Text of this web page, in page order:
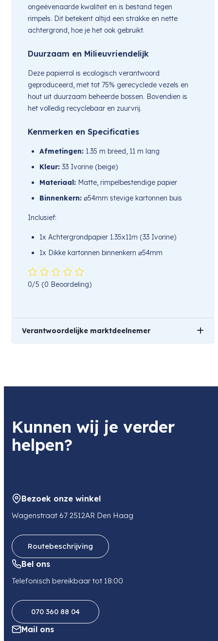
ongeëvenaarde kwaliteit en is bestand tegen
rimpels. Dit betekent altijd een strakke en nette
achtergrond, hoe je het ook gebruikt.
Duurzaam en Milieuvriendelijk
Deze papierrol is ecologisch verantwoord
geproduceerd, met tot 75% gerecyclede vezels en
hout uit duurzaam beheerde bossen. Bovendien is
het volledig recyclebaar en zuurvrij.
Kenmerken en Specificaties
Afmetingen: 1.35 m breed, 11 m lang
Kleur: 33 Ivorine (beige)
Materiaal: Matte, rimpelbestendige papier
Binnenkern: ⌀54mm stevige kartonnen buis
Inclusief:
1x Achtergrondpapier 1.35x11m (33 Ivorine)
1x Dikke kartonnen binnenkern ⌀54mm
0/5 (0 Beoordeling)
Verantwoordelijke marktdeelnemer
Product
D200161
Item code leverancier
585033
NL
Telefoon
0528234828
Kunnen wij je verder
helpen?
Bezoek onze winkel
Wagenstraat 67 2512AR Den Haag
Routebeschrijving
Bel ons
Telefonisch bereikbaar tot 18:00
070 360 88 04
Mail ons